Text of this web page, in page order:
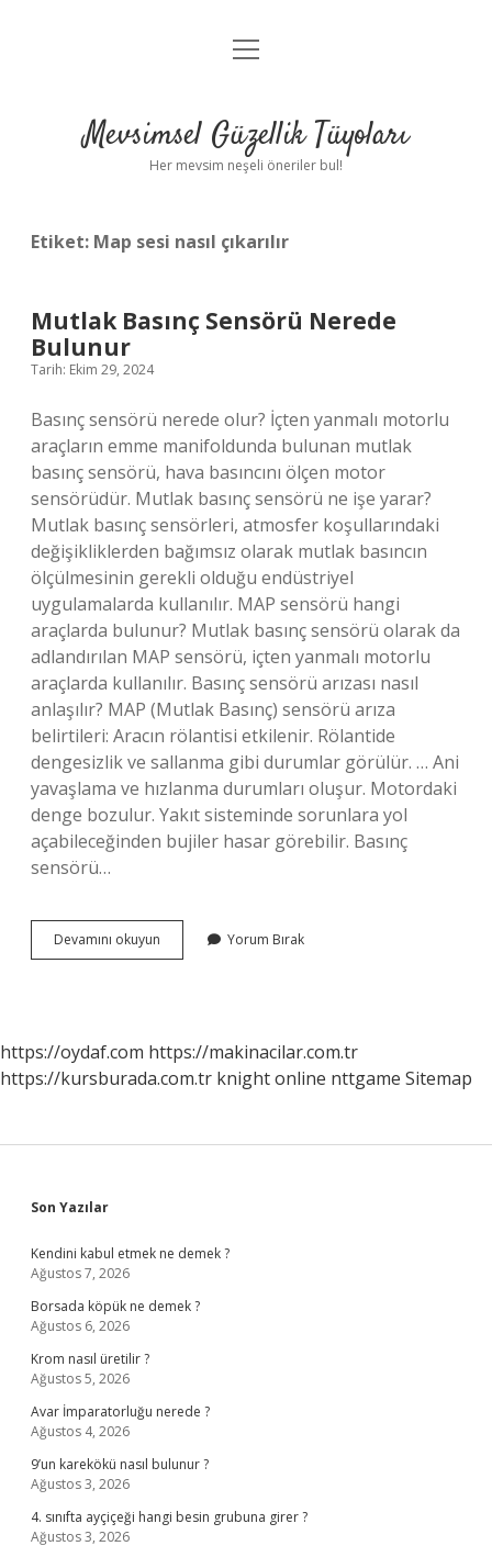
Anasayfa
Yasal Uyarı
menüyü
Mevsimsel Güzellik Tüyoları
Her mevsim neşeli öneriler bul!
Etiket: Map sesi nasıl çıkarılır
Mutlak Basınç Sensörü Nerede
Bulunur
Tarih: Ekim 29, 2024
Basınç sensörü nerede olur? İçten yanmalı motorlu
araçların emme manifoldunda bulunan mutlak
basınç sensörü, hava basıncını ölçen motor
sensörüdür. Mutlak basınç sensörü ne işe yarar?
Mutlak basınç sensörleri, atmosfer koşullarındaki
değişikliklerden bağımsız olarak mutlak basıncın
ölçülmesinin gerekli olduğu endüstriyel
uygulamalarda kullanılır. MAP sensörü hangi
araçlarda bulunur? Mutlak basınç sensörü olarak da
adlandırılan MAP sensörü, içten yanmalı motorlu
araçlarda kullanılır. Basınç sensörü arızası nasıl
anlaşılır? MAP (Mutlak Basınç) sensörü arıza
belirtileri: Aracın rölantisi etkilenir. Rölantide
dengesizlik ve sallanma gibi durumlar görülür. … Ani
yavaşlama ve hızlanma durumları oluşur. Motordaki
denge bozulur. Yakıt sisteminde sorunlara yol
açabileceğinden bujiler hasar görebilir. Basınç
sensörü…
Devamını okuyun
Basınç
Yorum Bırak
https://oydaf.com https://makinacilar.com.tr
https://kursburada.com.tr knight online nttgame Sitemap
Sidebar
Son Yazılar
Kendini kabul etmek ne demek ?
Ağustos 7, 2026
Borsada köpük ne demek ?
Ağustos 6, 2026
Krom nasıl üretilir ?
Ağustos 5, 2026
Avar İmparatorluğu nerede ?
Ağustos 4, 2026
9’un karekökü nasıl bulunur ?
Ağustos 3, 2026
4. sınıfta ayçiçeği hangi besin grubuna girer ?
Ağustos 3, 2026